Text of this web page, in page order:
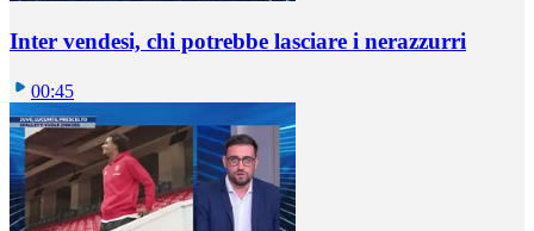
Inter vendesi, chi potrebbe lasciare i nerazzurri
00:45